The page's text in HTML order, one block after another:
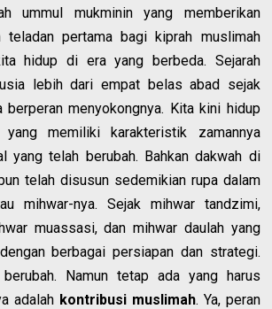
ummul mukminin yang memberikan
teladan pertama bagi kiprah muslimah
hidup di era yang berbeda. Sejarah
lebih dari empat belas abad sejak
berperan menyokongnya. Kita kini hidup
memiliki karakteristik zamannya
yang telah berubah. Bahkan dakwah di
telah disusun sedemikian rupa dalam
mihwar-nya. Sejak mihwar tandzimi,
muassasi, dan mihwar daulah yang
berbagai persiapan dan strategi.
Namun tetap ada yang harus
adalah kontribusi muslimah. Ya, peran